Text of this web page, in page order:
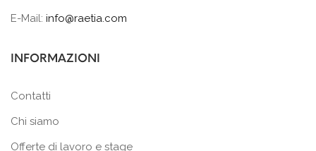
E-Mail: info@raetia.com
INFORMAZIONI
Contatti
Chi siamo
Offerte di lavoro e stage